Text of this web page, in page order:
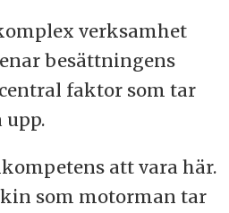
verksamhet
besättningens
faktor som tar
att vara här.
som motorman tar